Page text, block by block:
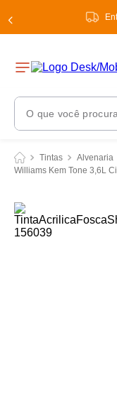
O que você procura?
Tintas Alvenaria
Williams Kem Tone 3,6L
Termos Mais
3º torneira